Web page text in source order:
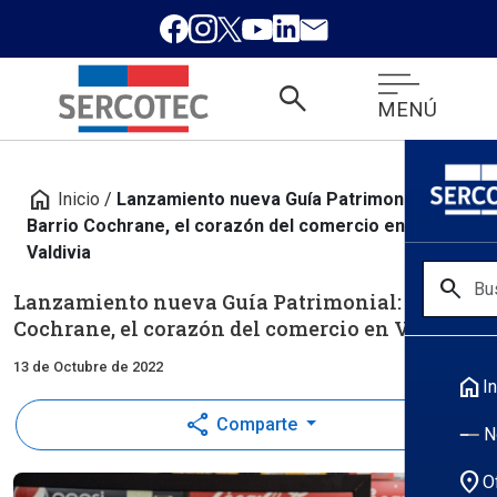
search MENÚ
search
home
location_on
home Inicio / Lanzamiento nueva Guía Patrimonial:
Barrio Cochrane, el corazón del comercio en
Valdivia
Lanzamiento nueva Guía Patrimonial: Barrio
Cochrane, el corazón del comercio en Valdivia
13 de Octubre de 2022
share Comparte